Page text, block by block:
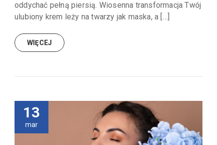
oddychać pełną piersią. Wiosenna transformacja Twój
ulubiony krem leży na twarzy jak maska, a […]
WIĘCEJ
13
mar